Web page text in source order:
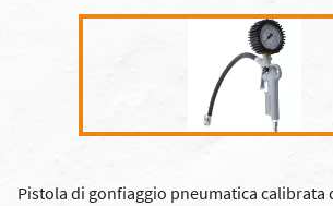
Pistola di gonfiaggio pneumatica calibrata